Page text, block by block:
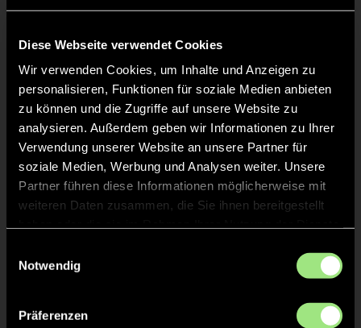
Diese Webseite verwendet Cookies
Wir verwenden Cookies, um Inhalte und Anzeigen zu
personalisieren, Funktionen für soziale Medien anbieten
zu können und die Zugriffe auf unsere Website zu
analysieren. Außerdem geben wir Informationen zu Ihrer
Verwendung unserer Website an unsere Partner für
soziale Medien, Werbung und Analysen weiter. Unsere
Partner führen diese Informationen möglicherweise mit
weiteren Daten zusammen, die Sie ihnen bereitgestellt
Notwendig
Präferenzen
Hans-Gustav S.
Finn B. 3
Staff